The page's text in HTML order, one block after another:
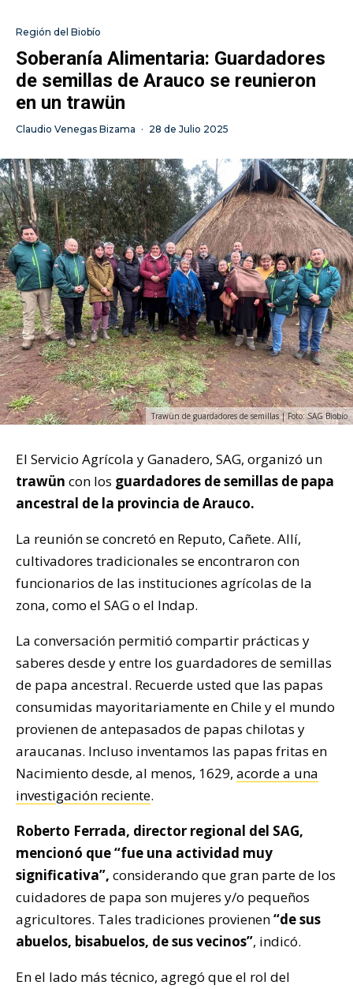
Región del Biobío
Soberanía Alimentaria: Guardadores
de semillas de Arauco se reunieron
en un trawün
Claudio Venegas Bizama · 28 de Julio 2025
Trawün de guardadores de semillas | Foto: SAG Biobío
El Servicio Agrícola y Ganadero, SAG, organizó un
trawün con los guardadores de semillas de papa
ancestral de la provincia de Arauco.
La reunión se concretó en Reputo, Cañete. Allí,
cultivadores tradicionales se encontraron con
funcionarios de las instituciones agrícolas de la
zona, como el SAG o el Indap.
La conversación permitió compartir prácticas y
saberes desde y entre los guardadores de semillas
de papa ancestral. Recuerde usted que las papas
consumidas mayoritariamente en Chile y el mundo
provienen de antepasados de papas chilotas y
araucanas. Incluso inventamos las papas fritas en
Nacimiento desde, al menos, 1629, acorde a una
investigación reciente.
Roberto Ferrada, director regional del SAG,
mencionó que “fue una actividad muy
significativa”, considerando que gran parte de los
cuidadores de papa son mujeres y/o pequeños
agricultores. Tales tradiciones provienen“de sus
abuelos, bisabuelos, de sus vecinos”, indicó.
En el lado más técnico, agregó que el rol del